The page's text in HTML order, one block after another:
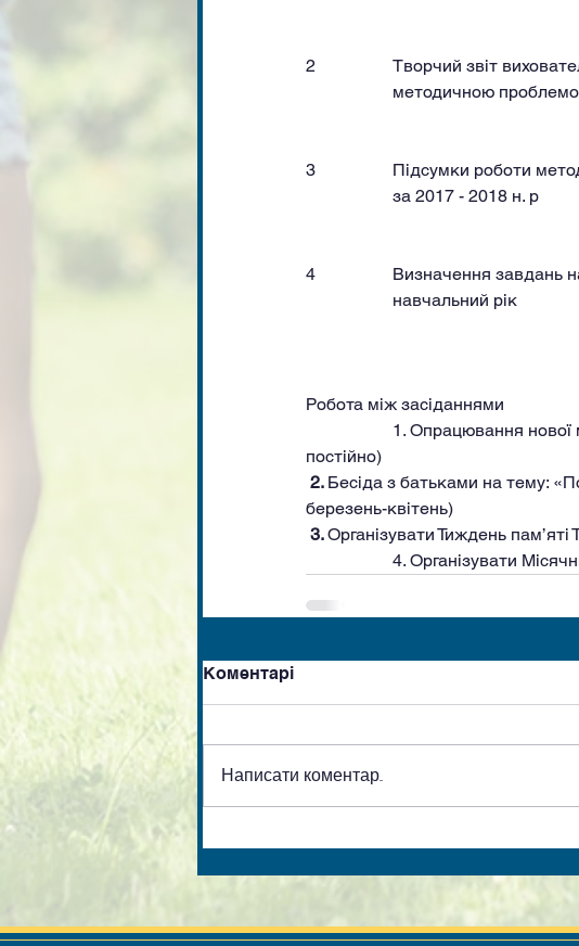
2		Творчий звіт
3		Підсумки роботи
4		Визначення завдань
Робота між
постійно)
2. Бесіда з батьками на тему:
березень-квітень)
3. Організувати Тиждень
4. Організувати
Коментарі
Написати коментар...